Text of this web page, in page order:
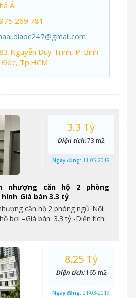
Ái
269 781
Nguyễn Duy Trinh, P. Bình
Tp.HCM
nhượng căn hộ 2 phòng
bán 3.3 tỷ
căn hộ 2 phòng ngủ_Nội
bơi –Giá bán: 3.3 tỷ -Diện tích:
3.3 Tỷ
Diện tích:73 m2
Ngày đăng: 11-05-2019
8.25 Tỷ
Diện tích:165 m2
Ngày đăng: 21-03-2019